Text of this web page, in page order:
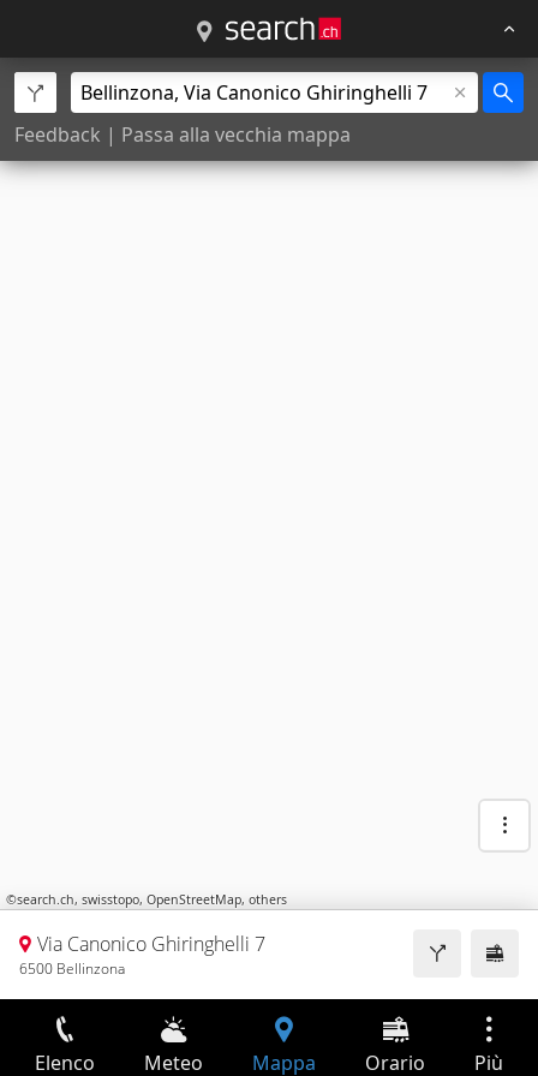
Feedback | Passa alla vecchia mappa
©search.ch, swisstopo, OpenStreetMap, others
Via Canonico Ghiringhelli 7
6500 Bellinzona
Elenco Meteo Mappa Orario Più